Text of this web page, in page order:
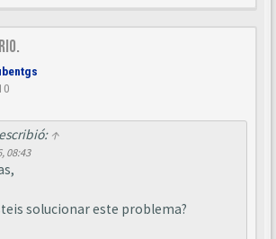
↑
08:43
solucionar este problema?